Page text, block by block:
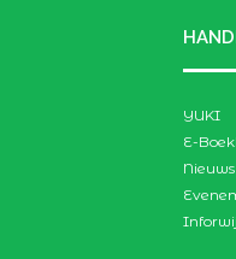
YUKI
E-
Nieuws